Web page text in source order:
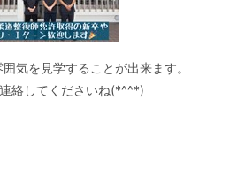
気を見学することが出来ます。
絡してくださいね(*^^*)